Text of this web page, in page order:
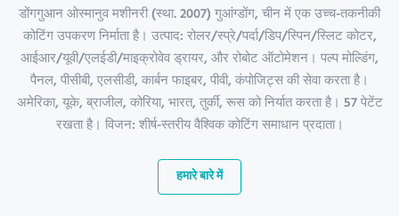
डोंगगुआन ओस्मानुव मशीनरी (स्था. 2007) गुआंग्डोंग, चीन में एक उच्च-तकनीकी
कोटिंग उपकरण निर्माता है। उत्पाद: रोलर/स्प्रे/पर्दा/डिप/स्पिन/स्लिट कोटर,
आईआर/यूवी/एलईडी/माइक्रोवेव ड्रायर, और रोबोट ऑटोमेशन। पल्प मोल्डिंग,
पैनल, पीसीबी, एलसीडी, कार्बन फाइबर, पीवी, कंपोजिट्स की सेवा करता है।
अमेरिका, यूके, ब्राजील, कोरिया, भारत, तुर्की, रूस को निर्यात करता है। 57 पेटेंट
रखता है। विजन: शीर्ष-स्तरीय वैश्विक कोटिंग समाधान प्रदाता।
हमारे बारे में